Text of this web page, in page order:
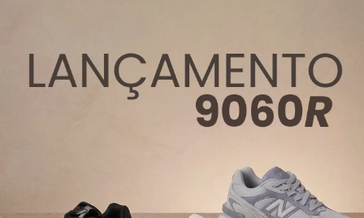
Tênis Vans Old
Skool Black
Melissa Royal
Preto 33914
PRODUTO